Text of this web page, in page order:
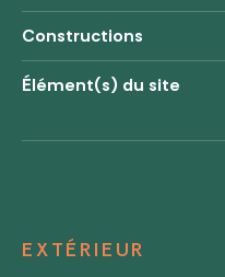
Constructions
Élément(s) du site
EXTÉRIEUR